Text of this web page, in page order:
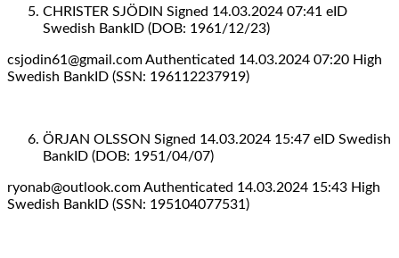
CHRISTER SJÖDIN Signed 14.03.2024 07:41 eID
Swedish BankID (DOB: 1961/12/23)
csjodin61@gmail.com Authenticated 14.03.2024 07:20 High
Swedish BankID (SSN: 196112237919)
ÖRJAN OLSSON Signed 14.03.2024 15:47 eID Swedish
BankID (DOB: 1951/04/07)
ryonab@outlook.com Authenticated 14.03.2024 15:43 High
Swedish BankID (SSN: 195104077531)